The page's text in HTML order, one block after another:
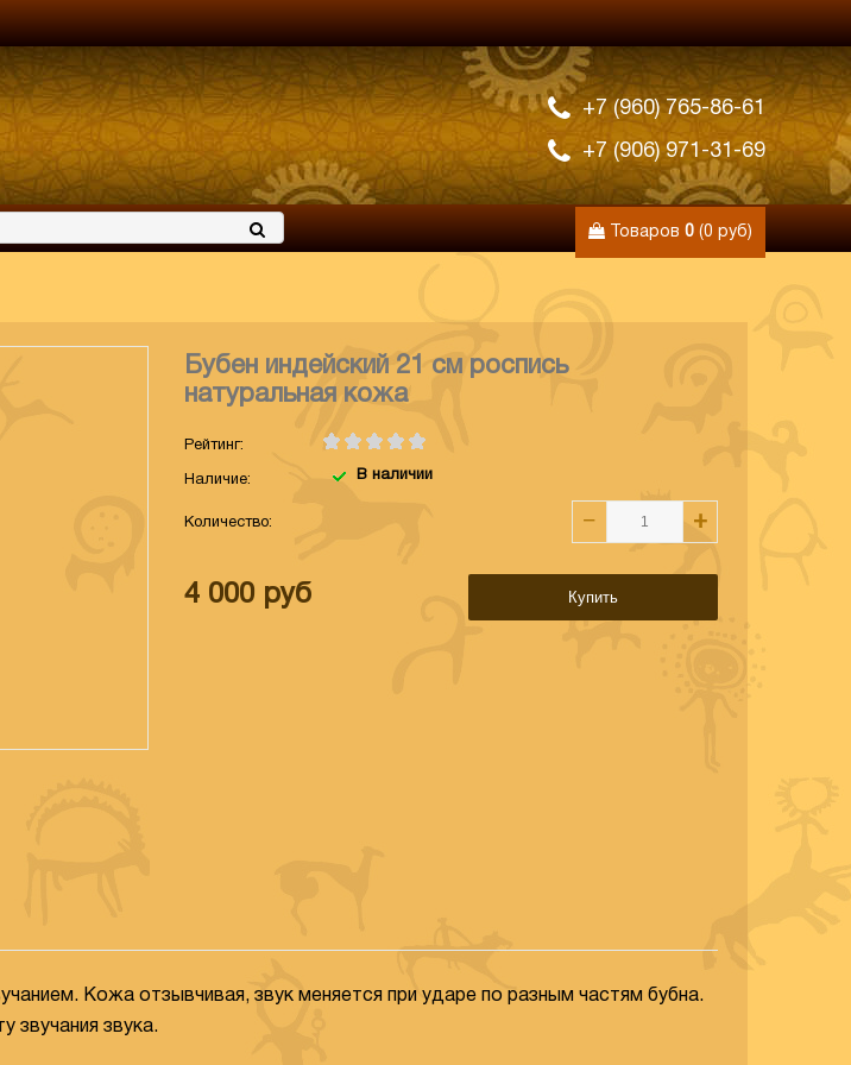
+7 (960) 765-86-61
+7 (906) 971-31-69
Товаров 0 (0 руб)
Бубен индейский 21 см роспись
натуральная кожа
Рейтинг:
Наличие: В наличии
Количество: − +
4 000 руб Купить
Кожа отзывчивая, звук меняется при ударе по разным частям бубна.
звучания звука.